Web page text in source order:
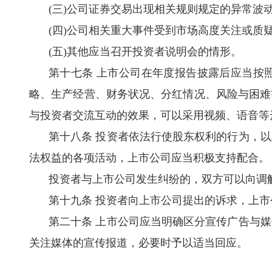
(三)公司证券交易出现相关规则规定的异常波
(四)公司相关重大事件受到市场高度关注或质
(五)其他应当召开投资者说明会的情形。
第十七条 上市公司在年度报告披露后应当按
略、生产经营、财务状况、分红情况、风险与困
与投资者交流互动的效果，可以采用视频、语音
第十八条 投资者依法行使股东权利的行为，
法权益的各项活动，上市公司应当积极支持配合。
投资者与上市公司发生纠纷的，双方可以向
第十九条 投资者向上市公司提出的诉求，上
第二十条 上市公司应当明确区分宣传广告与
关注媒体的宣传报道，必要时予以适当回应。